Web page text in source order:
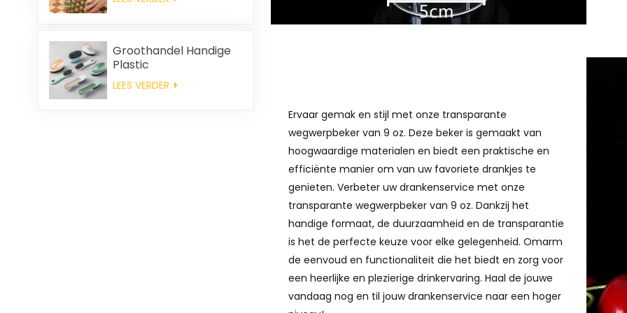
Groothandel Handige
Plastic
Reinigingsborstel
LEES VERDER
Ervaar gemak en stijl met onze transparante
wegwerpbeker van 9 oz. Deze beker is gemaakt van
hoogwaardige materialen en biedt een praktische en
efficiënte manier om van uw favoriete drankjes te
genieten. Verbeter uw drankenservice met onze
transparante wegwerpbeker van 9 oz. Dankzij het
handige formaat, de duurzaamheid en de transparantie
is het de perfecte keuze voor elke gelegenheid. Omarm
de eenvoud en functionaliteit die het biedt en zorg voor
een heerlijke en plezierige drinkervaring. Haal de jouwe
vandaag nog en til jouw drankenservice naar een hoger